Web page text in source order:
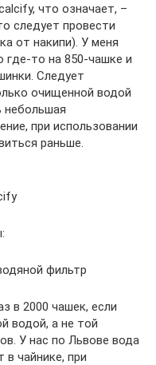
что означает, –
следует провести
от накипи). У меня
то на 850-чашке и
Следует
очищенной водой
небольшая
при использовании
раньше.
фильтр
в 2000 чашек, если
водой, а не той
У нас по Львове вода
в чайнике, при